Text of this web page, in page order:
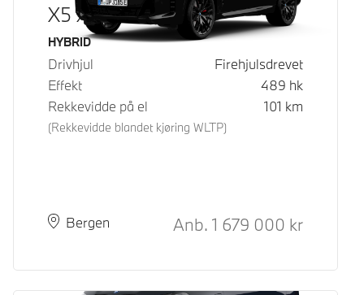
X5 xDrive50e
Drivstoff
HYBRID
Drivhjul
Firehjulsdrevet
Effekt
489 hk
Rekkevidde på el
(Rekkevidde blandet kjøring WLTP)
101 km
PlassBergen
Leveringstid Kontantpris
Anb. 1 679 000 kr